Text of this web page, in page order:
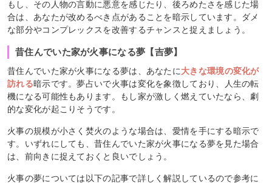
もし、その人物の言動に悪意を感じたり、後ろめたさを感じた場
合は、あなたが改めるべき点があることを暗示しています。ダメ
な部分やコンプレックスを改善するチャンスと捉えましょう。
昔住んでいた家が火事になる夢【吉夢】
昔住んでいた家が火事になる夢は、あなたに大きな環境の変化が
訪れる暗示です。夢占いで火事は変化を象徴しており、人生の転
機になる可能性もあります。もし家が激しく燃えていたなら、劇
的な変化が起こりそうです。
火事の規模が小さく焚火のような場合は、愛情を手にする暗示で
す。いずれにしても、昔住んでいた家が火事になる夢を見た場合
は、前向きに捉えておくと良いでしょう。
火事の夢については以下の記事で詳しく解説しているので参考に